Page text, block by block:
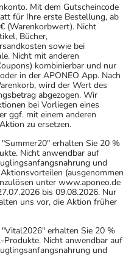
Mit dem Gutscheincode
für Ihre erste Bestellung, ab
(Warenkorbwert). Nicht
Bücher,
sowie bei
Nicht mit anderen
kombinierbar und nur
in der APONEO App. Nach
wird der Wert des
abgezogen. Wir
bei Vorliegen eines
ggf. mit einem anderen
zu ersetzen.
erhalten Sie 20 %
Nicht anwendbar auf
und
(ausgenommen
unter www.aponeo.de
bis 09.08.2026. Nur
uns vor, die Aktion früher
erhalten Sie 20 %
Nicht anwendbar auf
und